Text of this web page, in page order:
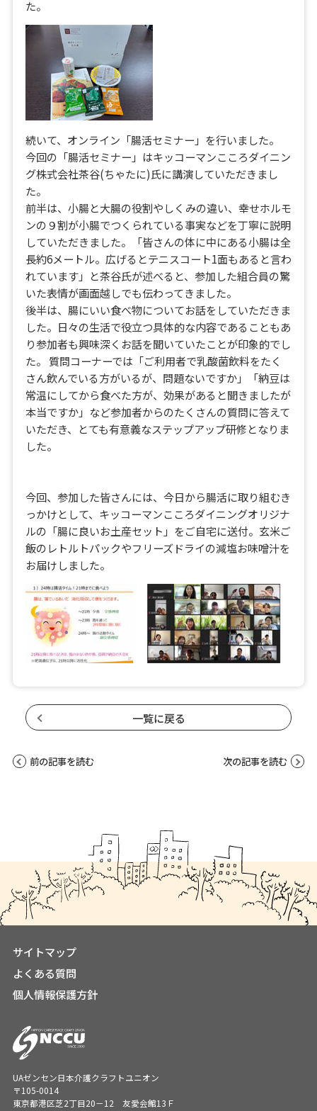
た。
続いて、オンライン「腸活セミナー」を行いました。
今回の「腸活セミナー」はキッコーマンこころダイニン
グ株式会社茶谷(ちゃたに)氏に講演していただきまし
た。
前半は、小腸と大腸の役割やしくみの違い、幸せホルモ
ンの９割が小腸でつくられている事実などを丁寧に説明
していただきました。「皆さんの体に中にある小腸は全
長約6メートル。広げるとテニスコート1面もあると言わ
れています」と茶谷氏が述べると、参加した組合員の驚
いた表情が画面越しでも伝わってきました。
後半は、腸にいい食べ物についてお話をしていただきま
した。日々の生活で役立つ具体的な内容であることもあ
り参加者も興味深くお話を聞いていたことが印象的でし
た。 質問コーナーでは「ご利用者で乳酸菌飲料をたく
さん飲んでいる方がいるが、問題ないですか」「納豆は
常温にしてから食べた方が、効果があると聞きましたが
本当ですか」など参加者からのたくさんの質問に答えて
いただき、とても有意義なステップアップ研修となりま
した。
今回、参加した皆さんには、今日から腸活に取り組むき
っかけとして、キッコーマンこころダイニングオリジナ
ルの「腸に良いお土産セット」をご自宅に送付。玄米ご
飯のレトルトパックやフリーズドライの減塩お味噌汁を
お届けしました。
一覧に戻る
前の記事を読む 次の記事を読む
サイトマップ
よくある質問
個人情報保護方針
UAゼンセン日本介護クラフトユニオン
〒105-0014
東京都港区芝2丁目20－12 友愛会館13Ｆ